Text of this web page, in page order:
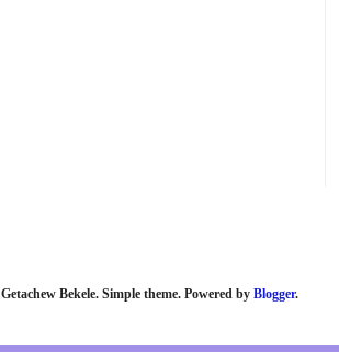
Getachew Bekele. Simple theme. Powered by Blogger.